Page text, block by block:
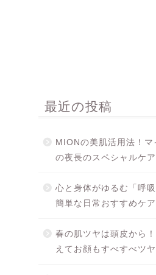
最近の投稿
MIONの美肌活用法！
の夜長のスペシャルケア
心と身体がゆるむ「呼
簡単な日常おすすめケア
春の肌ツヤは頭皮から
えてお顔もすべすべツヤ